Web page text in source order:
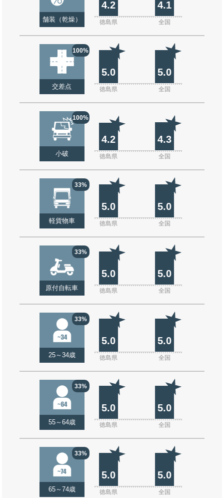
舗装（乾燥）
4.2 4.1
徳島県 全国
100%
交差点
5.0 5.0
徳島県 全国
100%
小破
4.2 4.3
徳島県 全国
33%
軽貨物車
5.0 5.0
徳島県 全国
33%
原付自転車
5.0 5.0
徳島県 全国
33%
25～34歳
5.0 5.0
徳島県 全国
33%
55～64歳
5.0 5.0
徳島県 全国
33%
65～74歳
5.0 5.0
徳島県 全国